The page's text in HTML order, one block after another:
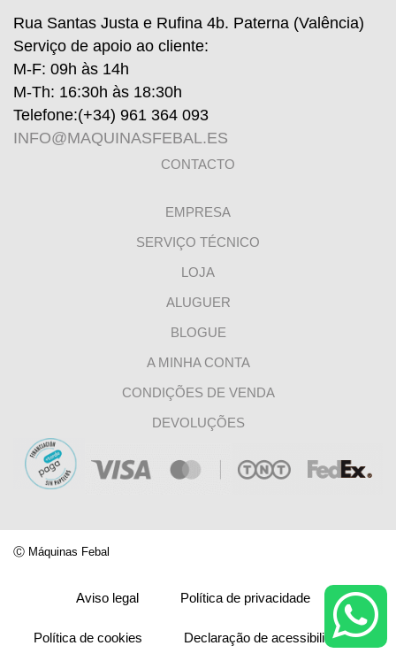
Rua Santas Justa e Rufina 4b. Paterna (Valência)
Serviço de apoio ao cliente:
M-F: 09h às 14h
M-Th: 16:30h às 18:30h
Telefone:(+34) 961 364 093
INFO@MAQUINASFEBAL.ES
CONTACTO
EMPRESA
SERVIÇO TÉCNICO
LOJA
ALUGUER
BLOGUE
A MINHA CONTA
CONDIÇÕES DE VENDA
DEVOLUÇÕES
Ⓒ Máquinas Febal
Aviso legal Política de privacidade
Política de cookies Declaração de acessibilidade